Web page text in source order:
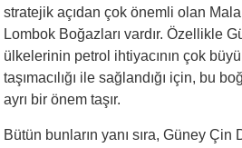
stratejik açıdan çok önemli olan
Lombok Boğazları vardır. Özellikle
ülkelerinin petrol ihtiyacının çok
taşımacılığı ile sağlandığı için, bu
ayrı bir önem taşır.
Bütün bunların yanı sıra, Güney Çin